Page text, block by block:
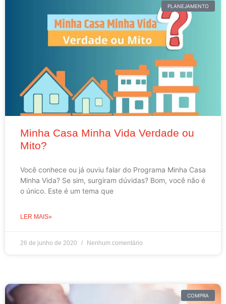
PLANEJAMENTO
Minha Casa Minha Vida Verdade ou
Mito?
Você conhece ou já ouviu falar do Programa Minha Casa
Minha Vida? Se sim, surgiram dúvidas? Bom, você não é
o único. Este é um tema que
LER MAIS»
26 de junho de 2020 Nenhum comentário
COMPRA